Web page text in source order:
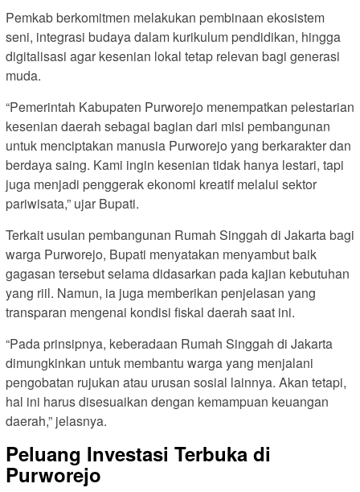
Pemkab berkomitmen melakukan pembinaan ekosistem
seni, integrasi budaya dalam kurikulum pendidikan, hingga
digitalisasi agar kesenian lokal tetap relevan bagi generasi
muda.
“Pemerintah Kabupaten Purworejo menempatkan pelestarian
kesenian daerah sebagai bagian dari misi pembangunan
untuk menciptakan manusia Purworejo yang berkarakter dan
berdaya saing. Kami ingin kesenian tidak hanya lestari, tapi
juga menjadi penggerak ekonomi kreatif melalui sektor
pariwisata,” ujar Bupati.
Terkait usulan pembangunan Rumah Singgah di Jakarta bagi
warga Purworejo, Bupati menyatakan menyambut baik
gagasan tersebut selama didasarkan pada kajian kebutuhan
yang riil. Namun, ia juga memberikan penjelasan yang
transparan mengenai kondisi fiskal daerah saat ini.
“Pada prinsipnya, keberadaan Rumah Singgah di Jakarta
dimungkinkan untuk membantu warga yang menjalani
pengobatan rujukan atau urusan sosial lainnya. Akan tetapi,
hal ini harus disesuaikan dengan kemampuan keuangan
daerah,” jelasnya.
Peluang Investasi Terbuka di
Purworejo